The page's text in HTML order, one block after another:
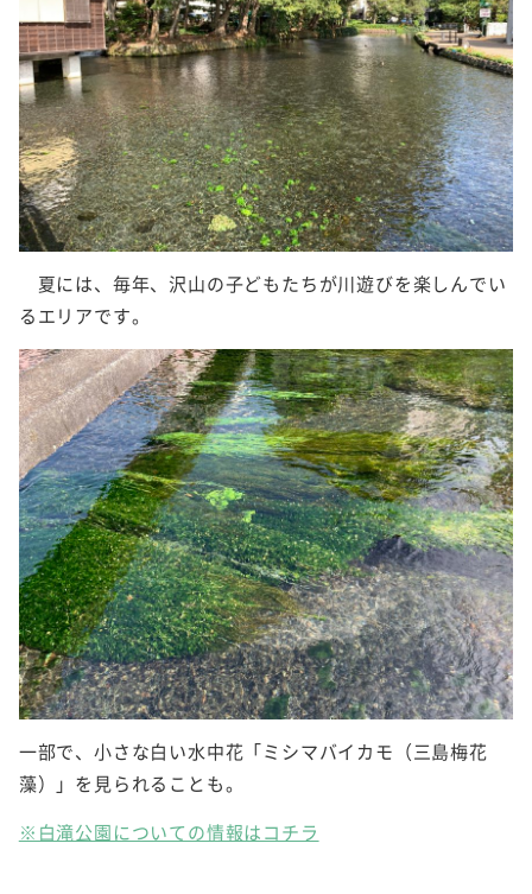
夏には、毎年、沢山の子どもたちが川遊びを楽しんでい
るエリアです。
一部で、小さな白い水中花「ミシマバイカモ（三島梅花
藻）」を見られることも。
※白滝公園についての情報はコチラ